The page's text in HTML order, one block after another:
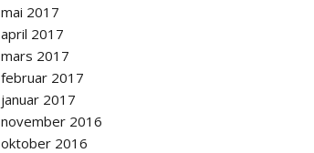
mai 2017
april 2017
mars 2017
februar 2017
januar 2017
november 2016
oktober 2016